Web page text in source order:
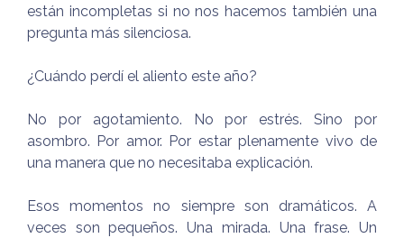
están incompletas si no nos hacemos también una
pregunta más silenciosa.
¿Cuándo perdí el aliento este año?
No por agotamiento. No por estrés. Sino por
asombro. Por amor. Por estar plenamente vivo de
una manera que no necesitaba explicación.
Esos momentos no siempre son dramáticos. A
veces son pequeños. Una mirada. Una frase. Un